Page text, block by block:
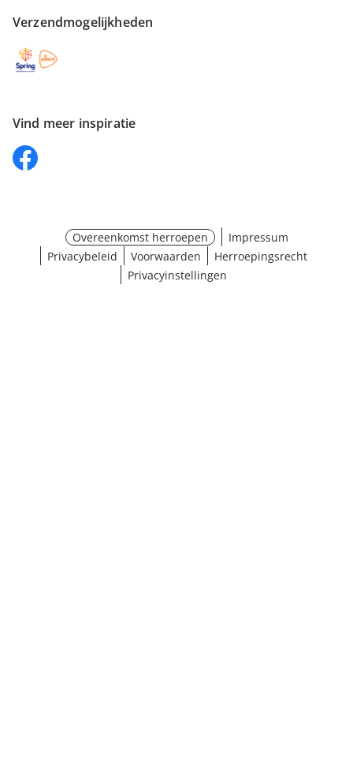
Verzendmogelijkheden
Vind meer inspiratie
Overeenkomst herroepen
Impressum
Privacybeleid
Voorwaarden
Herroepingsrecht
Privacyinstellingen